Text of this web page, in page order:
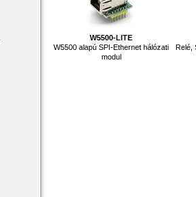
W5500-LITE
W5500 alapú SPI-Ethernet hálózati
modul
Relé,